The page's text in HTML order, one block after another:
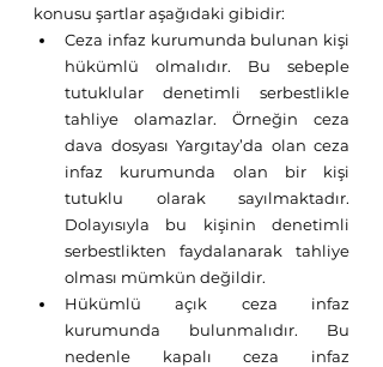
konusu şartlar aşağıdaki gibidir:
Ceza infaz kurumunda bulunan kişi
hükümlü olmalıdır. Bu sebeple
tutuklular denetimli serbestlikle
tahliye olamazlar. Örneğin ceza
dava dosyası Yargıtay’da olan ceza
infaz kurumunda olan bir kişi
tutuklu olarak sayılmaktadır.
Dolayısıyla bu kişinin denetimli
serbestlikten faydalanarak tahliye
olması mümkün değildir.
Hükümlü açık ceza infaz
kurumunda bulunmalıdır. Bu
nedenle kapalı ceza infaz